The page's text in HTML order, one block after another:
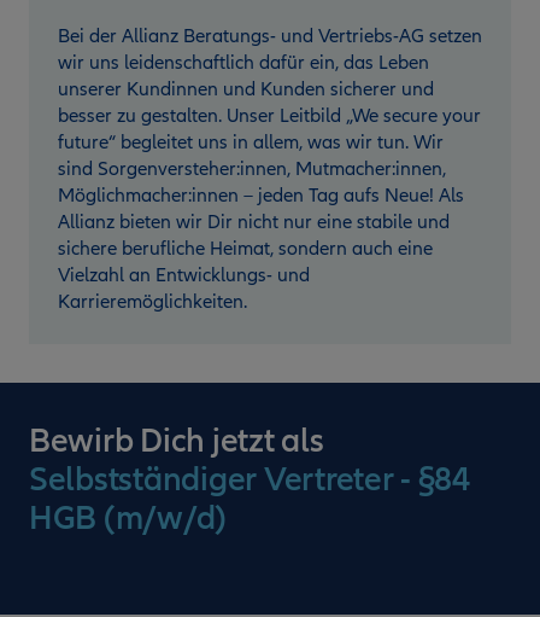
Bei der Allianz Beratungs- und Vertriebs-AG setzen
wir uns leidenschaftlich dafür ein, das Leben
unserer Kundinnen und Kunden sicherer und
besser zu gestalten. Unser Leitbild „We secure your
future“ begleitet uns in allem, was wir tun. Wir
sind Sorgenversteher:innen, Mutmacher:innen,
Möglichmacher:innen – jeden Tag aufs Neue! Als
Allianz bieten wir Dir nicht nur eine stabile und
sichere berufliche Heimat, sondern auch eine
Vielzahl an Entwicklungs- und
Karrieremöglichkeiten.
Bewirb Dich jetzt als
Selbstständiger Vertreter - §84
HGB (m/w/d)